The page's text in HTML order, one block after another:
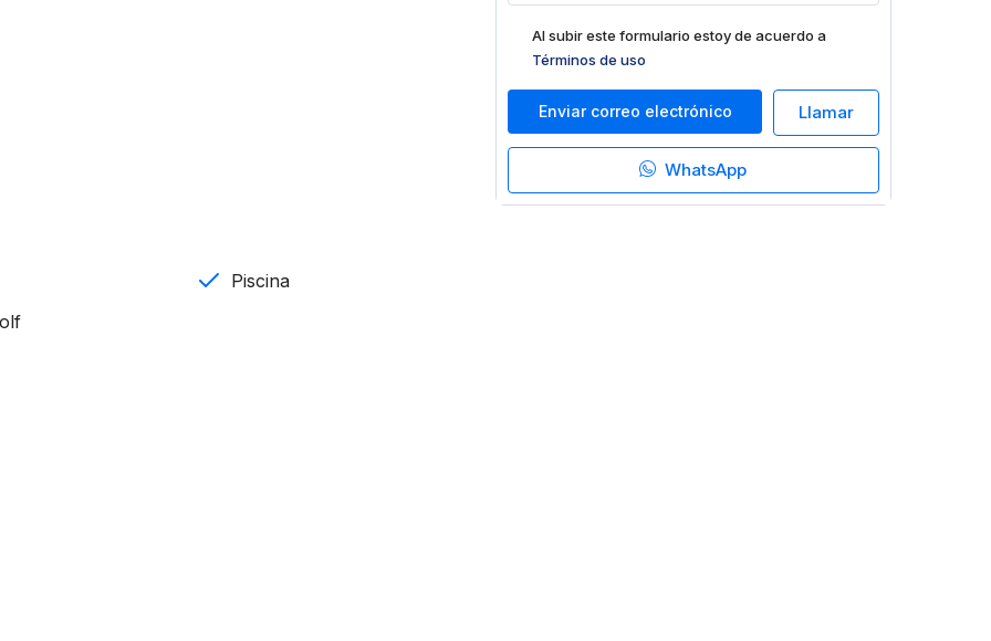
Piscina
Al subir este formulario estoy de acuerdo a
Términos de uso
Enviar correo electrónico Llamar
WhatsApp